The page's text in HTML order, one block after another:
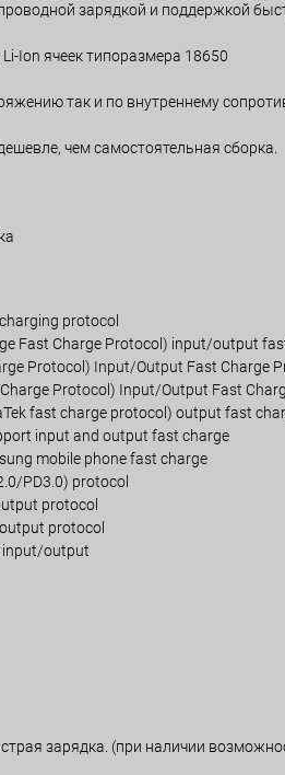
зарядкой и поддержкой
Ion ячеек типоразмера 18650
так и по внутреннему
чем самостоятельная сборка.
protocol
Fast Charge Protocol) input/output
Protocol) Input/Output Fast Charge
Protocol) Input/Output Fast
fast charge protocol) output fast
input and output fast charge
mobile phone fast charge
PD3.0) protocol
protocol
protocol
input/output
зарядка. (при наличии